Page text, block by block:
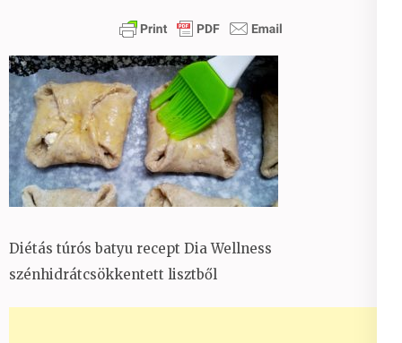
Diétás túrós batyu recept Dia Wellness
szénhidrátcsökkentett lisztből